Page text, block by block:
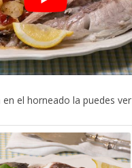
en el horneado la puedes ver